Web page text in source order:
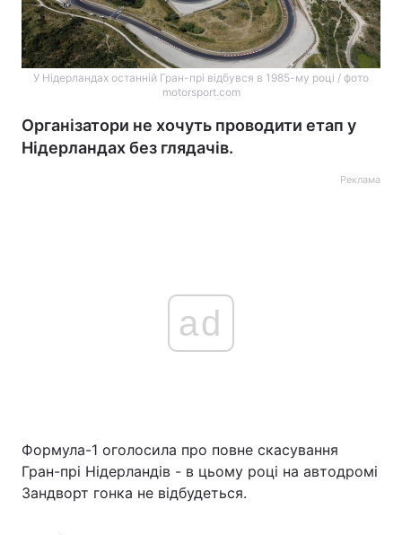
Головна Війна
У Нідерландах останній Гран-прі відбувся в 1985-му році / фото
motorsport.com
Організатори не хочуть проводити етап у
Нідерландах без глядачів.
Реклама
ad
Формула-1 оголосила про повне скасування
Гран-прі Нідерландів - в цьому році на автодромі
Зандворт гонка не відбудеться.